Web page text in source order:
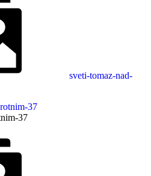
sveti-tomaz-nad-
37